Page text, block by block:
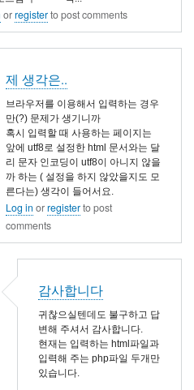
orregisterto post comments
제 생각은..
브라우저를 이용해서 입력하는 경우
만(?) 문제가 생기니까
혹시 입력할 때 사용하는 페이지는
앞에 utf8로 설정한 html 문서와는 달
리 문자 인코딩이 utf8이 아니지 않을
까 하는 ( 설정을 하지 않았을지도 모
른다는) 생각이 들어서요.
Log in orregisterto post
comments
감사합니다
귀찮으실텐데도 불구하고 답
변해 주셔서 감사합니다.
현재는 입력하는 html파일과
입력해 주는 php파일 두개만
있습니다.